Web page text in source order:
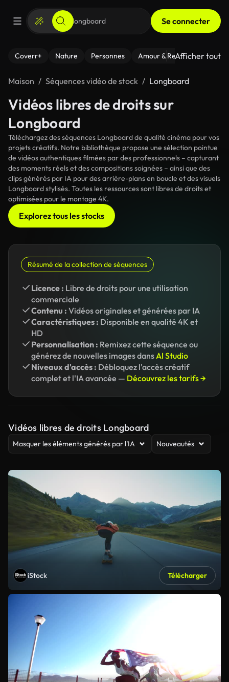
Se connecter
Coverr+ Nature Personnes Amour & Relations Le
Afficher tout
Maison Séquences vidéo de stock Longboard
Vidéos libres de droits sur
Longboard
Téléchargez des séquences Longboard de qualité cinéma pour vos
projets créatifs. Notre bibliothèque propose une sélection pointue
de vidéos authentiques filmées par des professionnels – capturant
des moments réels et des compositions soignées – ainsi que des
clips générés par IA pour des arrière-plans en boucle et des visuels
Longboard stylisés. Toutes les ressources sont libres de droits et
optimisées pour le montage 4K.
Explorez tous les stocks
Résumé de la collection de séquences
Licence : Libre de droits pour une utilisation
commerciale
Contenu : Vidéos originales et générées par IA
Caractéristiques : Disponible en qualité 4K et
HD
Personnalisation : Remixez cette séquence ou
générez de nouvelles images dansAI Studio
Niveaux d'accès : Débloquez l'accès créatif
complet et l'IA avancée — Découvrez les tarifs →
Vidéos libres de droits Longboard
Masquer les éléments générés par l’IA Nouveautés
iStock Télécharger